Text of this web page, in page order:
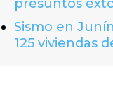
presuntos
Sismo en
125 viviendas